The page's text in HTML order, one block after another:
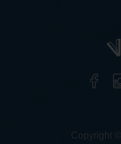
Copyright